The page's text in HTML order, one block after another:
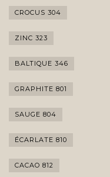
CROCUS 304
ZINC 323
BALTIQUE 346
GRAPHITE 801
SAUGE 804
ÉCARLATE 810
CACAO 812